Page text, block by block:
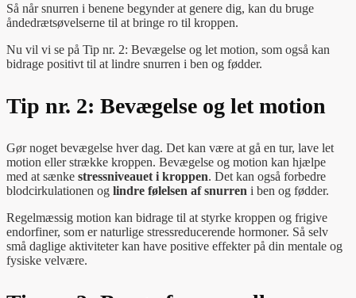
Så når snurren i benene begynder at genere dig, kan du bruge
åndedrætsøvelserne til at bringe ro til kroppen.
Nu vil vi se på Tip nr. 2: Bevægelse og let motion, som også kan
bidrage positivt til at lindre snurren i ben og fødder.
Tip nr. 2: Bevægelse og let motion
Gør noget bevægelse hver dag. Det kan være at gå en tur, lave let
motion eller strække kroppen. Bevægelse og motion kan hjælpe
med at sænke stressniveauet i kroppen. Det kan også forbedre
blodcirkulationen og lindre følelsen af snurren i ben og fødder.
Regelmæssig motion kan bidrage til at styrke kroppen og frigive
endorfiner, som er naturlige stressreducerende hormoner. Så selv
små daglige aktiviteter kan have positive effekter på din mentale og
fysiske velvære.